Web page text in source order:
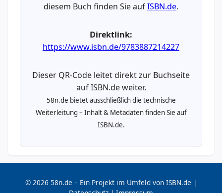
diesem Buch finden Sie aufISBN.de.
Direktlink:
https://www.isbn.de/9783887214227
Dieser QR-Code leitet direkt zur Buchseite
auf ISBN.de weiter.
58n.de bietet ausschließlich die technische
Weiterleitung – Inhalt & Metadaten finden Sie auf
ISBN.de.
© 2026 58n.de – Ein Projekt im Umfeld von ISBN.de |